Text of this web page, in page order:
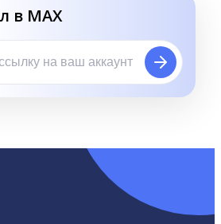
в MAX